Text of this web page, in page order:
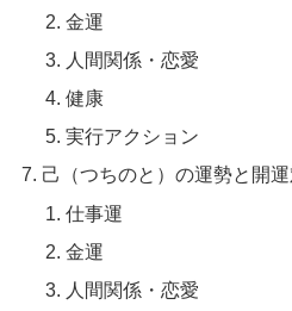
金運
人間関係・恋愛
健康
実行アクション
己（つちのと）の運勢と開
仕事運
金運
人間関係・恋愛